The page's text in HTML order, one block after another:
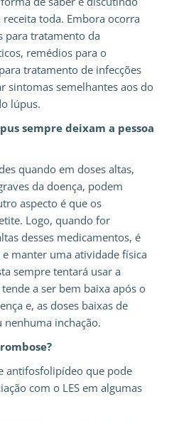
toda. Embora ocorra
para tratamento da
remédios para o
tratamento de infecções
sintomas semelhantes aos do
lúpus.
sempre deixam a pessoa
quando em doses altas,
da doença, podem
aspecto é que os
Logo, quando for
desses medicamentos, é
manter uma atividade física
sempre tentará usar a
a ser bem baixa após o
e, as doses baixas de
inchação.
antifosfolipídeo que pode
com o LES em algumas